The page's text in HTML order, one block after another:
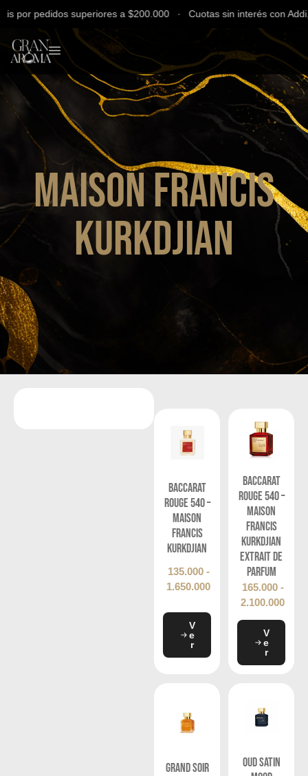
pedidos superiores a $200.000 ∙ Cuotas sin interés con Addi,
Maison Francis
Kurkdjian
Baccarat
Rouge 540 –
Maison
Francis
Kurkdjian
135.000 -
1.650.000
V
e
r
Baccarat
Rouge 540 –
Maison
Francis
Kurkdjian
Extrait de
Parfum
165.000 -
2.100.000
V
e
r
Grand Soir
Oud Satin